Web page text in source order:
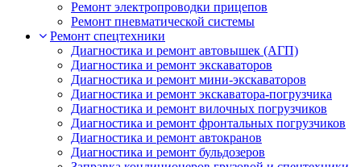
Ремонт электропроводки прицепов
Ремонт пневматической системы
Ремонт спецтехники
Диагностика и ремонт автовышек (АГП)
Диагностика и ремонт экскаваторов
Диагностика и ремонт мини-экскаваторов
Диагностика и ремонт экскаватора-погрузчика
Диагностика и ремонт вилочных погрузчиков
Диагностика и ремонт фронтальных погрузчиков
Диагностика и ремонт автокранов
Диагностика и ремонт бульдозеров